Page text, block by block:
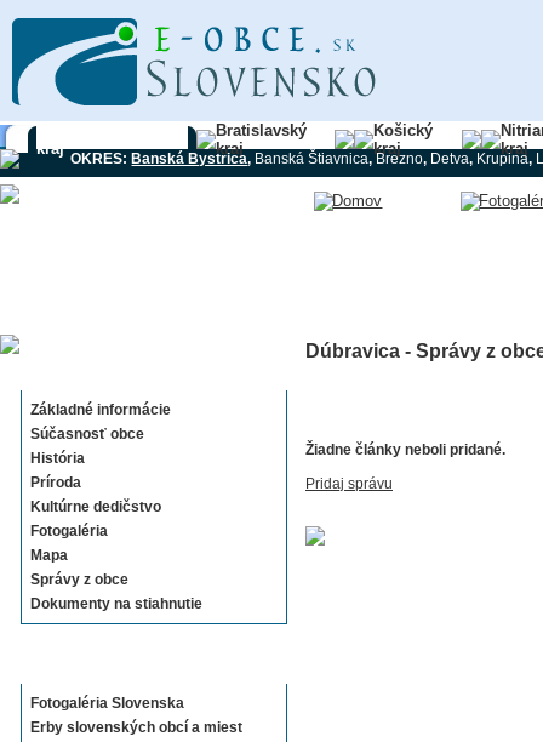
kraj
Bratislavský
kraj
Košický
kraj
kraj
OKRES: Banská Bystrica, Banská Štiavnica,Brezno, Detva, Krupina,
Základné informácie
Súčasnosť obce
História
Príroda
Kultúrne dedičstvo
Fotogaléria
Mapa
Správy z obce
Dokumenty na stiahnutie
Fotogaléria Slovenska
Erby slovenských obcí a miest
Dúbravica - Správy z
Žiadne články neboli pridané.
Pridaj správu